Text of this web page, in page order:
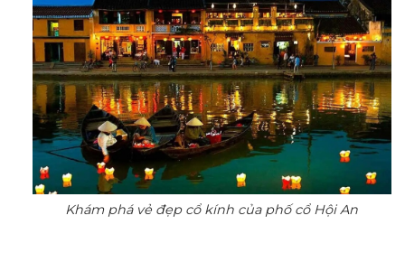
Khám phá vẻ đẹp cổ kính của phố cổ Hội An